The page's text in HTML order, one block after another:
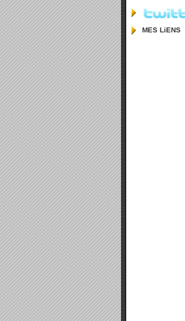
MES LiENS